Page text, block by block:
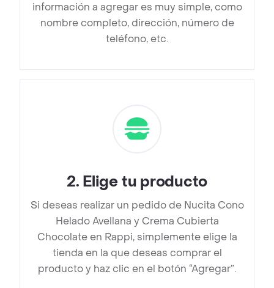
información a agregar es muy simple, como
nombre completo, dirección, número de
teléfono, etc.
2. Elige tu producto
Si deseas realizar un pedido de Nucita Cono
Helado Avellana y Crema Cubierta
Chocolate en Rappi, simplemente elige la
tienda en la que deseas comprar el
producto y haz clic en el botón “Agregar”.